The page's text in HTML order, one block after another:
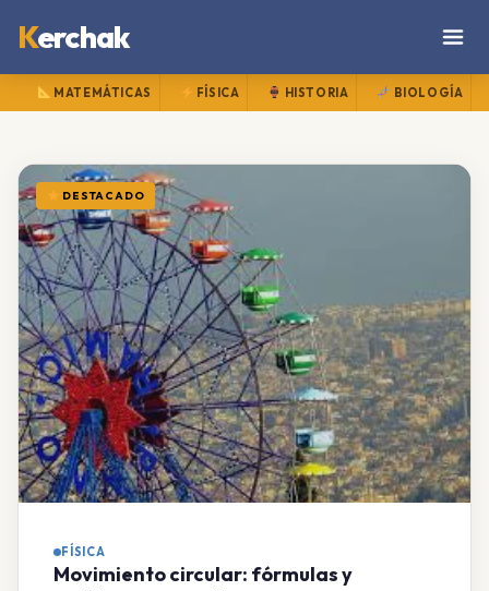
Kerchak
MATEMÁTICAS FÍSICA HISTORIA BIOLOGÍA
DESTACADO
FÍSICA
Movimiento circular: fórmulas y